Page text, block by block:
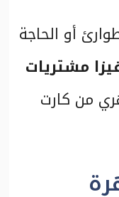
أو الحاجة
مشتريات
من كارت